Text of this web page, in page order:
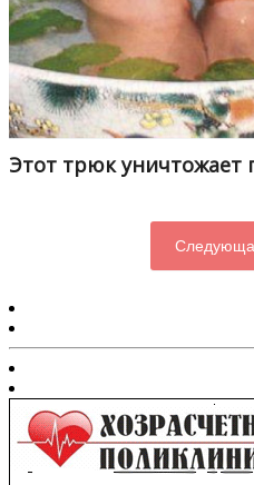
Этот трюк уничтожает